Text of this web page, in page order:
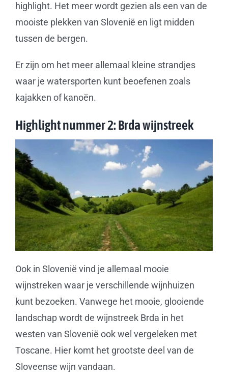
highlight. Het meer wordt gezien als een van de
mooiste plekken van Slovenië en ligt midden
tussen de bergen.
Er zijn om het meer allemaal kleine strandjes
waar je watersporten kunt beoefenen zoals
kajakken of kanoën.
Highlight nummer 2: Brda wijnstreek
Ook in Slovenië vind je allemaal mooie
wijnstreken waar je verschillende wijnhuizen
kunt bezoeken. Vanwege het mooie, glooiende
landschap wordt de wijnstreek Brda in het
westen van Slovenië ook wel vergeleken met
Toscane. Hier komt het grootste deel van de
Sloveense wijn vandaan.